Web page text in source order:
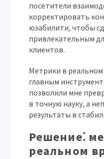
посетители
корректировать
юзабилити‚ чтобы
привлекательным
клиентов.
Метрики в
главным
позволили мне
в точную науку‚ а
результаты в
Решение⁚
реальном